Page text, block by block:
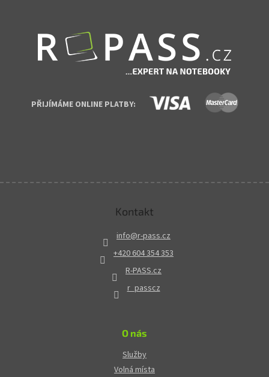
PŘIJÍMÁME ONLINE PLATBY:
Kontakt
info@r-pass.cz
+420 604 354 353
R-PASS.cz
r_passcz
O nás
Služby
Volná místa